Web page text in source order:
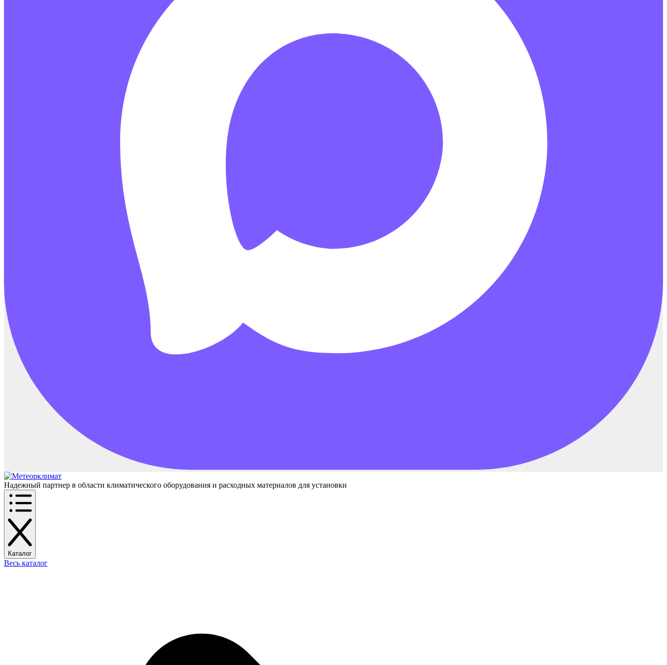
Надежный партнер в области климатического оборудования и расходных материалов для установки
Каталог
Весь каталог